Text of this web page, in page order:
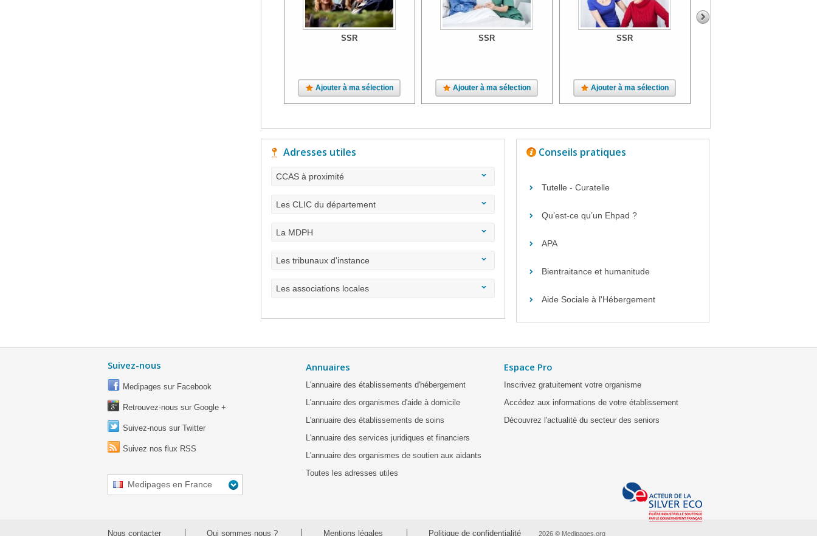
SSR
Ajouter à ma sélection
SSR
Ajouter à ma sélection
SSR
Ajouter à ma sélection
Adresses utiles
CCAS à proximité
Les CLIC du département
La MDPH
Les tribunaux d'instance
Les associations locales
Conseils pratiques
Tutelle - Curatelle
Qu’est-ce qu’un Ehpad ?
APA
Bientraitance et humanitude
Aide Sociale à l'Hébergement
Suivez-nous
Medipages sur Facebook
Retrouvez-nous sur Google +
Suivez-nous sur Twitter
Suivez nos flux RSS
Medipages en France
Annuaires
L'annuaire des établissements d'hébergement
L'annuaire des organismes d'aide à domicile
L'annuaire des établissements de soins
L'annuaire des services juridiques et financiers
L'annuaire des organismes de soutien aux aidants
Toutes les adresses utiles
Espace Pro
Inscrivez gratuitement votre organisme
Accédez aux informations de votre établissement
Découvrez l'actualité du secteur des seniors
Nous contacter Qui sommes nous ? Mentions légales Politique de confidentialité 2026 © Medipages.org